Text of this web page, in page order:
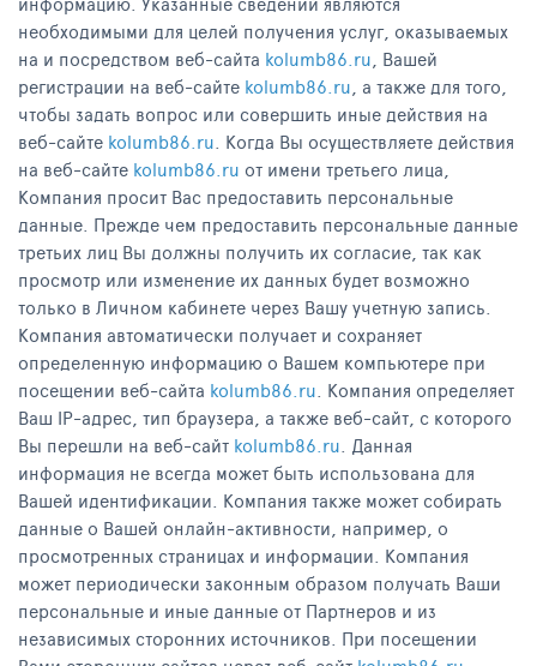
необходимыми для целей получения услуг, оказываемых
на и посредством веб-сайта kolumb86.ru , Вашей
регистрации на веб-сайте kolumb86.ru , а также для того,
чтобы задать вопрос или совершить иные действия на
веб-сайте kolumb86.ru . Когда Вы осуществляете действия
на веб-сайте kolumb86.ru от имени третьего лица,
Компания просит Вас предоставить персональные
данные. Прежде чем предоставить персональные данные
третьих лиц Вы должны получить их согласие, так как
просмотр или изменение их данных будет возможно
только в Личном кабинете через Вашу учетную запись.
Компания автоматически получает и сохраняет
определенную информацию о Вашем компьютере при
посещении веб-сайта kolumb86.ru . Компания определяет
Ваш IP-адрес, тип браузера, а также веб-сайт, с которого
Вы перешли на веб-сайт kolumb86.ru . Данная
информация не всегда может быть использована для
Вашей идентификации. Компания также может собирать
данные о Вашей онлайн-активности, например, о
просмотренных страницах и информации. Компания
может периодически законным образом получать Ваши
персональные и иные данные от Партнеров и из
независимых сторонних источников. При посещении